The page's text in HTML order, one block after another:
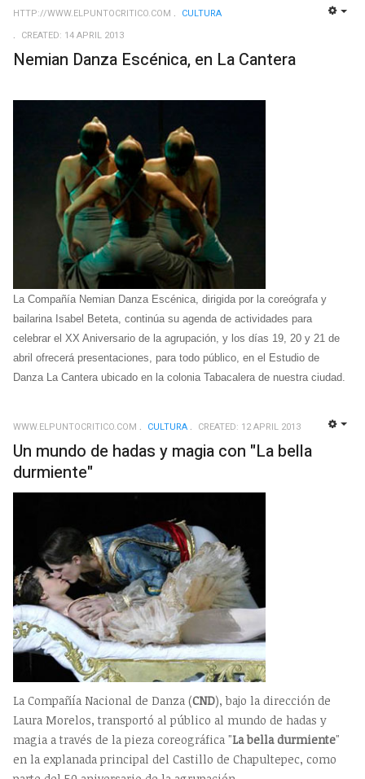
HTTP://WWW.ELPUNTOCRITICO.COM
CULTURA
CREATED: 14 APRIL 2013
Nemian Danza Escénica, en La Cantera
La Compañía Nemian Danza Escénica, dirigida por la coreógrafa y
bailarina Isabel Beteta, continúa su agenda de actividades para
celebrar el XX Aniversario de la agrupación, y los días 19, 20 y 21 de
abril ofrecerá presentaciones, para todo público, en el Estudio de
Danza La Cantera ubicado en la colonia Tabacalera de nuestra ciudad.
WWW.ELPUNTOCRITICO.COM CULTURA CREATED: 12 APRIL 2013
Un mundo de hadas y magia con "La bella
durmiente"
La Compañía Nacional de Danza (CND), bajo la dirección de
Laura Morelos, transportó al público al mundo de hadas y
magia a través de la pieza coreográfica "La bella durmiente"
en la explanada principal del Castillo de Chapultepec, como